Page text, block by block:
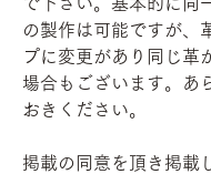
で下さい。基本的に同
の製作は可能ですが、
プに変更があり同じ革
場合もございます。あ
おきください。
掲載の同意を頂き掲載